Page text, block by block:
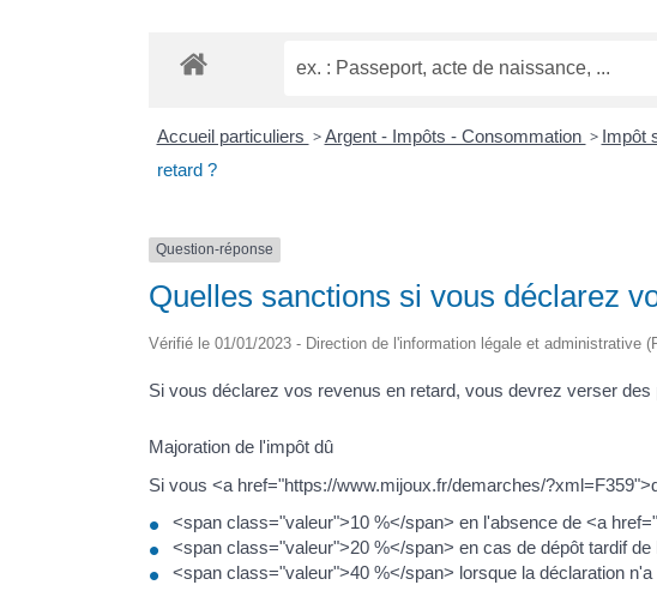
Accueil particuliers > Argent - Impôts - Consommation > Impôt
retard ?
Question-réponse
Quelles sanctions si vous déclarez
Vérifié le 01/01/2023 - Direction de l'information légale et administrative
Si vous déclarez vos revenus en retard, vous devrez verser
Majoration de l'impôt dû
Si vous <a href="https://www.mijoux.fr/demarches/
<span class="valeur">10 %</span> en l'absence de <a
<span class="valeur">20 %</span> en cas de dépôt tardif
<span class="valeur">40 %</span> lorsque la déclaration